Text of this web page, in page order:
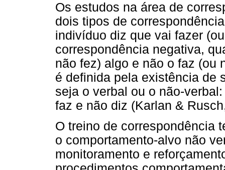
Os estudos na área de
dois tipos de
indivíduo diz que vai fazer
correspondência negativa,
não fez) algo e não o faz (ou
é definida pela existência de
seja o verbal ou o não-
faz e não diz (Karlan &
O treino de correspondência
o comportamento-alvo não
monitoramento e